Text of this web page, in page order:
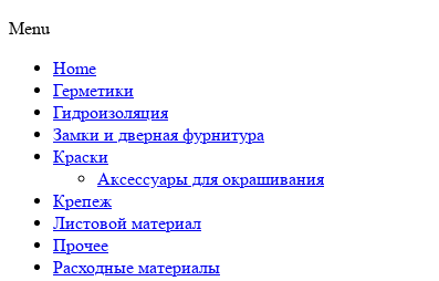
Menu
Home
Герметики
Гидроизоляция
Замки и дверная фурнитура
Краски
Аксессуары для окрашивания
Крепеж
Листовой материал
Прочее
Расходные материалы